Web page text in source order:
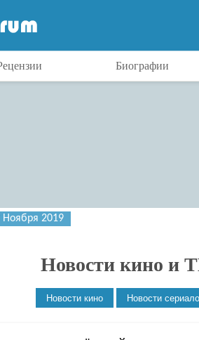
Биографии
Ноября 2019
Новости кино и